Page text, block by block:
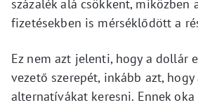
százalék alá csökkent, miközben
fizetésekben is mérséklődött a
Ez nem azt jelenti, hogy a dollár
vezető szerepét, inkább azt,
alternatívákat keresni. Ennek